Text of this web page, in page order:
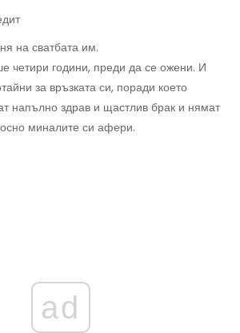
на сватбата им.
четири години, преди да се ожени. И
за връзката си, поради което
напълно здрав и щастлив брак и нямат
миналите си афери.
ad